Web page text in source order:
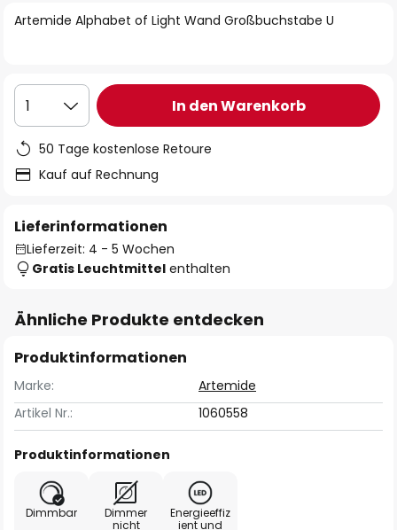
Artemide Alphabet of Light Wand Großbuchstabe U
1 In den Warenkorb
50 Tage kostenlose Retoure
Kauf auf Rechnung
Lieferinformationen
Lieferzeit: 4 - 5 Wochen
Gratis Leuchtmittel enthalten
Ähnliche Produkte entdecken
Produktinformationen
Marke:
Artemide
Artikel Nr.:
1060558
Produktinformationen
Dimmbar
Dimmer
nicht
Energieeffiz
ient und